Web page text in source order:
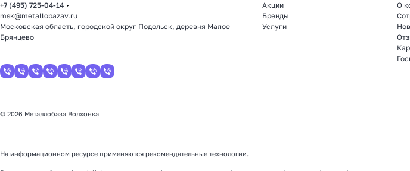
+7 (495) 725-04-14
msk@metallobazav.ru
Московская область, городской округ Подольск, деревня Малое
Брянцево
Акции
Бренды
Услуги
О
© 2026 Металлобаза Волхонка
На информационном ресурсе применяются рекомендательные технологии.